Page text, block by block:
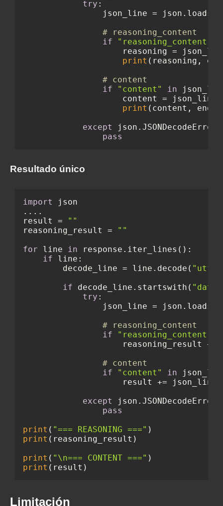
try :
json_line =
# reasoning_content
if
"reasoning_content"
reasoning =
print (reasoning,
# content
if
"content" in
                    content = json_line[
print (content, end=
except
json.JSONDecodeError:
pass
Resultado único
import
json
....
result =
""
reasoning_result =
""
for line in response.iter_lines():
if line:
        decode_line = line.decode(
"utf-
if decode_line.startswith(
try :
json_line =
# reasoning_content
if
"reasoning_content"
reasoning_result +=
# content
if
"content" in
                    result += json_line[
except
json.JSONDecodeError:
pass
print ( "=== REASONING ==="
print (reasoning_result)
print ( "\n=== CONTENT ==="
print
Limitación